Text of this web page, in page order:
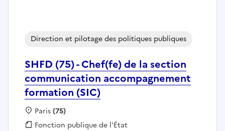
SHFD (75) - Chef(fe) de la section
communication accompagnement
formation (SIC)
Direction et pilotage des politiques publiques
Localisation :
Paris(75)
Fonction publique :
Fonction publique de l'État